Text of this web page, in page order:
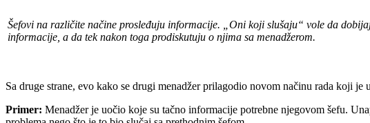
Šefovi na različite načine prosleđuju informacije. „Oni koji slušaju“ vole da
informacije, a da tek nakon toga prodiskutuju o njima sa menadžerom.
Sa druge strane, evo kako se drugi menadžer prilagodio novom načinu rada koji
Primer: Menadžer je uočio koje su tačno informacije potrebne njegovom šefu.